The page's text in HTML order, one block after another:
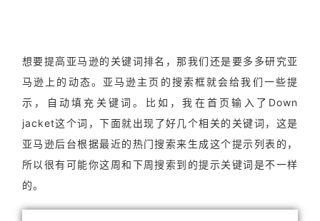
想要提高亚马逊的关键词排名，那我们还是要多多研究亚
马逊上的动态。亚马逊主页的搜索框就会给我们一些提
示，自动填充关键词。比如，我在首页输入了Down
jacket这个词，下面就出现了好几个相关的关键词，这是
亚马逊后台根据最近的热门搜索来生成这个提示列表的，
所以很有可能你这周和下周搜索到的提示关键词是不一样
的。